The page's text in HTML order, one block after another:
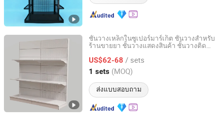
ชั้นวางเหล็กในซูเปอร์มาร์เก็ต ชั้นวางสำหรับ
ร้านขายยา ชั้นวางแสดงสินค้า ชั้นวางติด
US$62-68 / sets
1 sets (MOQ)
ส่งแบบสอบถาม
Changshu Yiyang Commercial Equipment Co., Ltd.
Jiangsu, China อัตราจาก 2009